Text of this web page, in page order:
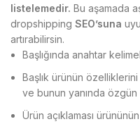
listelemedir. Bu aşamada
dropshipping SEO’suna
artırabilirsin.
Başlığında anahtar
Başlık ürünün
ve bunun yanında özgün
Ürün açıklaması